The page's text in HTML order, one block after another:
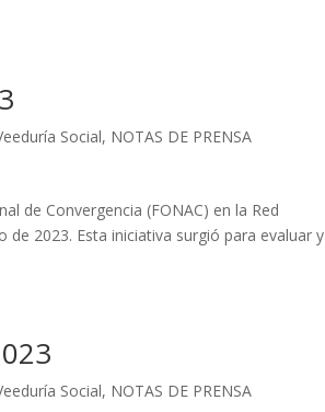
Social, NOTAS DE PRENSA
de Convergencia (FONAC) en la Red
2023. Esta iniciativa surgió para evaluar y
Social, NOTAS DE PRENSA